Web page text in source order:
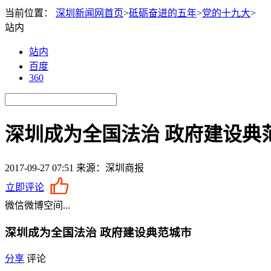
当前位置： 深圳新闻网首页>砥砺奋进的五年>党的十九大>
站内
站内
百度
360
深圳成为全国法治 政府建设典
2017-09-27 07:51 来源：深圳商报
立即评论
微信微博空间 ...
深圳成为全国法治 政府建设典范城市
分享 评论